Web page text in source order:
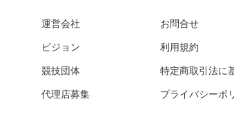
運営会社
ビジョン
競技団体
代理店募集
お問合せ
利用規約
特定商取引法に
プライバシーポ